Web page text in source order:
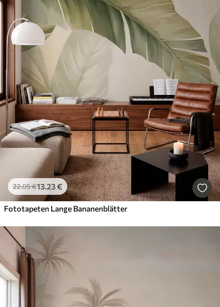
22.05€13.23€
Fototapeten Lange Bananenblätter